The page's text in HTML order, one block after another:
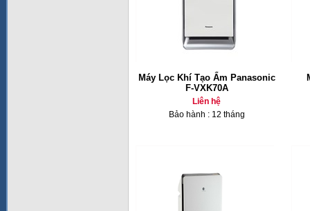
Máy Lọc Khí Tạo Ẩm Panasonic
F-VXK70A
Liên hệ
Bảo hành : 12 tháng